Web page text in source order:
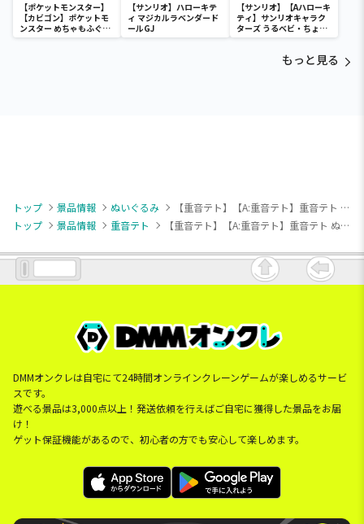
【ポケットモンスター】
【カビゴン】ポケットモ
ンスター めちゃもふぐっ
と ほっこりいやされぬい
【サンリオ】ハローキテ
ィ マジカルラベンダード
ールGJ
【サンリオ】【Aハローキ
ティ】サンリオキャラク
ターズ うるベビ・ちょい
デカドール
もっと見る
トップ 景品情報 ぬいぐるみ
【重音テト】【A:重音テト】重音テト ぬいぷりけおすわり2
トップ
景品情報 重音テト 【重音テト】【A:重音テト】重音テト ぬいぷりけおすわり2
DMMオンクレは自宅にて24時間オンラインクレーンゲームが楽しめるサービ
スです。
遊べる景品は3,000点以上！発送依頼を行えばご自宅に獲得した景品をお届
け！
ゲット保証機能があるので、初心者の方でも安心して楽しめます。